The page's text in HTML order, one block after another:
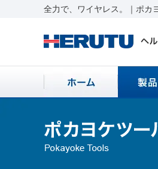
全力で、ワイヤレス。｜ポカ